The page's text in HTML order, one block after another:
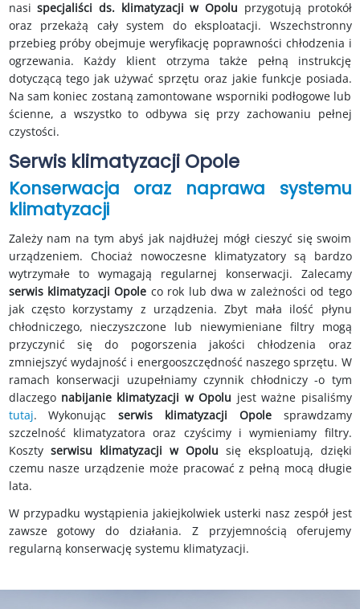
nasispecjaliści ds. klimatyzacji w Opolu przygotują protokół
oraz przekażą cały system do eksploatacji. Wszechstronny
przebieg próby obejmuje weryfikację poprawności chłodzenia i
ogrzewania. Każdy klient otrzyma także pełną instrukcję
dotyczącą tego jak używać sprzętu oraz jakie funkcje posiada.
Na sam koniec zostaną zamontowane wsporniki podłogowe lub
ścienne, a wszystko to odbywa się przy zachowaniu pełnej
czystości.
Serwis klimatyzacji Opole
Konserwacja oraz naprawa systemu
klimatyzacji
Zależy nam na tym abyś jak najdłużej mógł cieszyć się swoim
urządzeniem. Chociaż nowoczesne klimatyzatory są bardzo
wytrzymałe to wymagają regularnej konserwacji. Zalecamy
serwis klimatyzacji Opole co rok lub dwa w zależności od tego
jak często korzystamy z urządzenia. Zbyt mała ilość płynu
chłodniczego, nieczyszczone lub niewymieniane filtry mogą
przyczynić się do pogorszenia jakości chłodzenia oraz
zmniejszyć wydajność i energooszczędność naszego sprzętu. W
ramach konserwacji uzupełniamy czynnik chłodniczy -o tym
dlaczego nabijanie klimatyzacji w Opolu jest ważne pisaliśmy
tutaj. Wykonującserwis klimatyzacji Opolesprawdzamy
szczelność klimatyzatora oraz czyścimy i wymieniamy filtry.
Koszty serwisu klimatyzacji w Opolu się eksploatują, dzięki
czemu nasze urządzenie może pracować z pełną mocą długie
lata.
W przypadku wystąpienia jakiejkolwiek usterki nasz zespół jest
zawsze gotowy do działania. Z przyjemnością oferujemy
regularną konserwację systemu klimatyzacji.